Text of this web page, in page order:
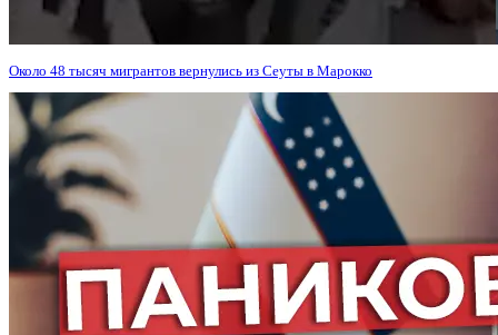
Около 48 тысяч мигрантов вернулись из Сеуты в Марокко